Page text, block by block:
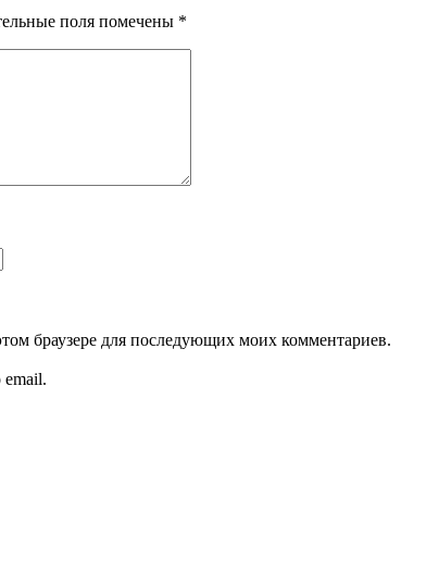
поля помечены *
браузере для последующих моих комментариев.